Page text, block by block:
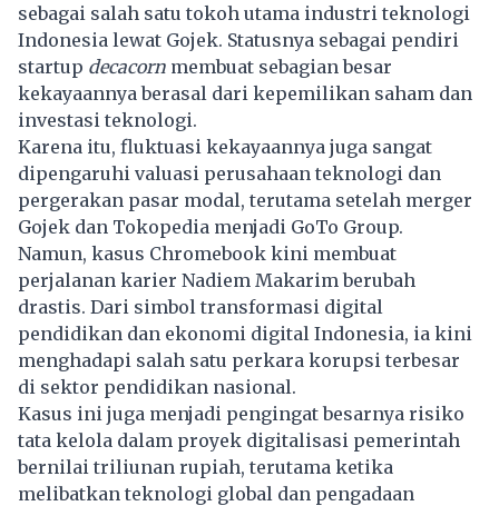
sebagai salah satu tokoh utama industri teknologi
Indonesia lewat Gojek. Statusnya sebagai pendiri
startup decacorn membuat sebagian besar
kekayaannya berasal dari kepemilikan saham dan
investasi teknologi.
Karena itu, fluktuasi kekayaannya juga sangat
dipengaruhi valuasi perusahaan teknologi dan
pergerakan pasar modal, terutama setelah merger
Gojek dan Tokopedia menjadi GoTo Group.
Namun, kasus Chromebook kini membuat
perjalanan karier Nadiem Makarimberubah
drastis. Dari simbol transformasi digital
pendidikan dan ekonomi digital Indonesia, ia kini
menghadapi salah satu perkara korupsi terbesar
di sektor pendidikan nasional.
Kasus ini juga menjadi pengingat besarnya risiko
tata kelola dalam proyek digitalisasi pemerintah
bernilai triliunan rupiah, terutama ketika
melibatkan teknologi global dan pengadaan